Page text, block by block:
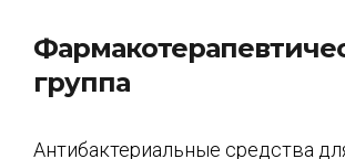
группа
Антибактериальные средства